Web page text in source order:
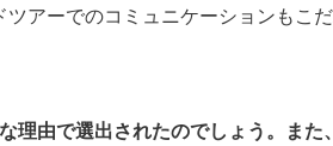
アーでのコミュニケーションもこ
由で選出されたのでしょう。また